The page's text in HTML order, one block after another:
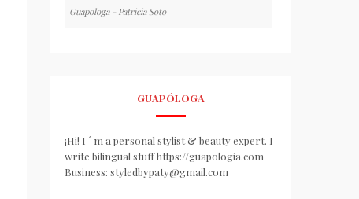
Guapologa - Patricia Soto
GUAPÓLOGA
¡Hi! I ´ m a personal stylist & beauty expert. I
write bilingual stuff https://guapologia.com
Business: styledbypaty@gmail.com